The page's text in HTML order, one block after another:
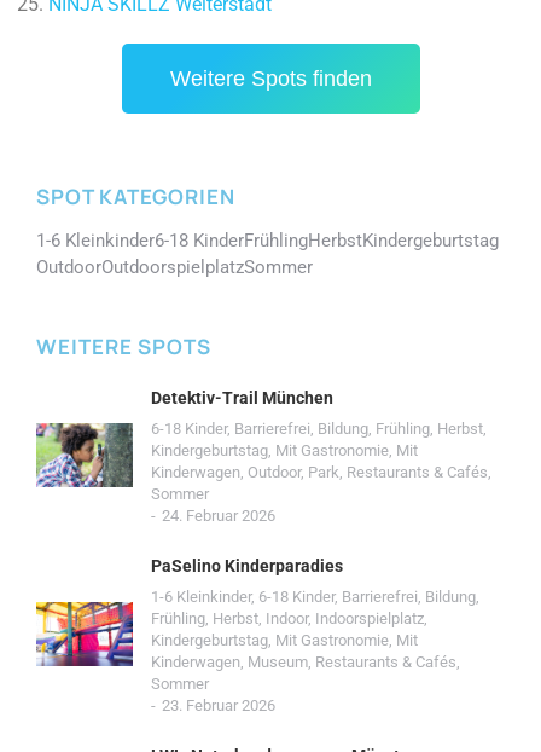
Weitere Spots finden
SPOT KATEGORIEN
1-6 Kleinkinder6-18 KinderFrühlingHerbstKindergeburtstag
OutdoorOutdoorspielplatzSommer
WEITERE SPOTS
Detektiv-Trail München
6-18 Kinder, Barrierefrei, Bildung, Frühling, Herbst,
Kindergeburtstag, Mit Gastronomie, Mit
Kinderwagen, Outdoor, Park, Restaurants & Cafés,
Sommer
24. Februar 2026
PaSelino Kinderparadies
1-6 Kleinkinder, 6-18 Kinder, Barrierefrei, Bildung,
Frühling, Herbst, Indoor, Indoorspielplatz,
Kindergeburtstag, Mit Gastronomie, Mit
Kinderwagen, Museum, Restaurants & Cafés,
Sommer
23. Februar 2026